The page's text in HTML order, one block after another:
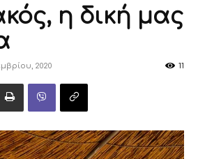
η δική μας
2020 11